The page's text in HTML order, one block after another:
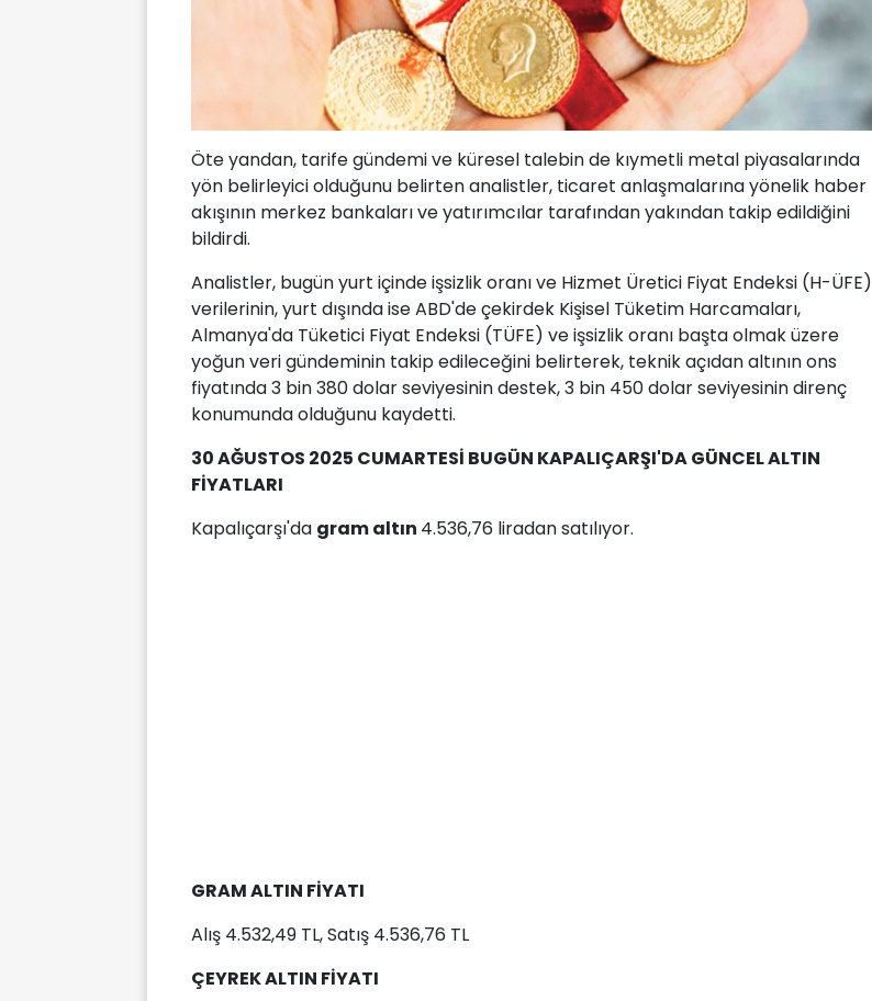
Öte yandan, tarife gündemi ve küresel talebin de kıymetli metal piyasalarında
yön belirleyici olduğunu belirten analistler, ticaret anlaşmalarına yönelik haber
akışının merkez bankaları ve yatırımcılar tarafından yakından takip edildiğini
bildirdi.
Analistler, bugün yurt içinde işsizlik oranı ve Hizmet Üretici Fiyat Endeksi (H-ÜFE)
verilerinin, yurt dışında ise ABD'de çekirdek Kişisel Tüketim Harcamaları,
Almanya'da Tüketici Fiyat Endeksi (TÜFE) ve işsizlik oranı başta olmak üzere
yoğun veri gündeminin takip edileceğini belirterek, teknik açıdan altının ons
fiyatında 3 bin 380 dolar seviyesinin destek, 3 bin 450 dolar seviyesinin direnç
konumunda olduğunu kaydetti.
30 AĞUSTOS 2025 CUMARTESİ BUGÜN KAPALIÇARŞI'DA GÜNCEL ALTIN
FİYATLARI
Kapalıçarşı'da gram altın 4.536,76 liradan satılıyor.
GRAM ALTIN FİYATI
Alış 4.532,49 TL, Satış 4.536,76 TL
ÇEYREK ALTIN FİYATI